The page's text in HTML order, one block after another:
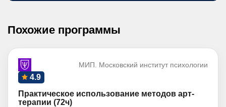
Похожие программы
МИП. Московский институт психологии
4.9
Практическое использование методов арт-
терапии (72ч)